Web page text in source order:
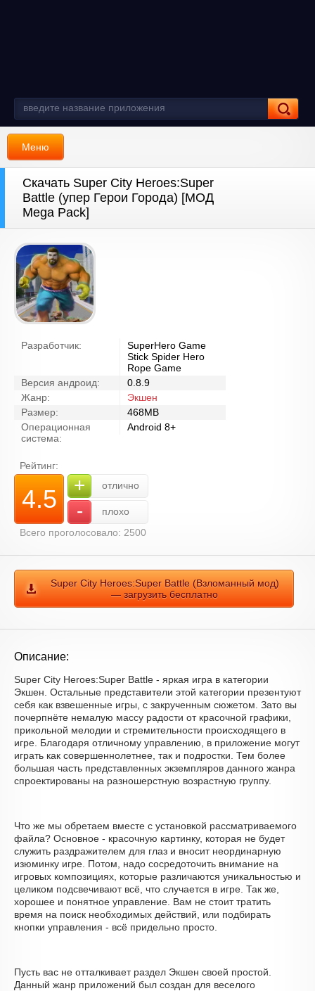
Меню
Скачать Super City Heroes:Super
Battle (упер Герои Города) [МОД
Mega Pack]
Разработчик:
SuperHero Game
Stick Spider Hero
Rope Game
Версия андроид:
0.8.9
Жанр:
Экшен
Размер:
468MB
Операционная
система:
Android 8+
Рейтинг:
4.5 + отлично
-
плохо
Всего проголосовало: 2500
Super City Heroes:Super Battle (Взломанный мод)
— загрузить бесплатно
Описание:
Super City Heroes:Super Battle - яркая игра в категории
Экшен. Остальные представители этой категории презентуют
себя как взвешенные игры, с закрученным сюжетом. Зато вы
почерпнёте немалую массу радости от красочной графики,
прикольной мелодии и стремительности происходящего в
игре. Благодаря отличному управлению, в приложение могут
играть как совершеннолетнее, так и подростки. Тем более
большая часть представленных экземпляров данного жанра
спроектированы на разношерстную возрастную группу.
Что же мы обретаем вместе с установкой рассматриваемого
файла? Основное - красочную картинку, которая не будет
служить раздражителем для глаз и вносит неординарную
изюминку игре. Потом, надо сосредоточить внимание на
игровых композициях, которые различаются уникальностью и
целиком подсвечивают всё, что случается в игре. Так же,
хорошее и понятное управление. Вам не стоит тратить
время на поиск необходимых действий, или подбирать
кнопки управления - всё придельно просто.
Пусть вас не отталкивает раздел Экшен своей простой.
Данный жанр приложений был создан для веселого